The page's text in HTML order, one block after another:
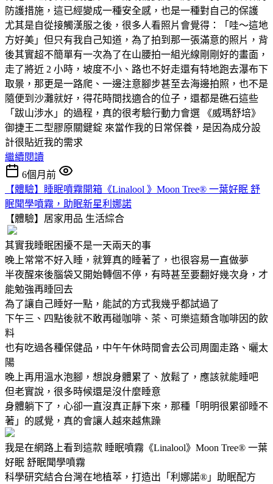
防護措施，這已經變成一種安全感，也是一種對自己的保護
尤其是自從接觸漢服之後，很多人看照片會覺得：「哇～這地
方好美」但只有我自己知道，為了拍到那一張滿意的照片，背
後其實超不簡單有一次為了在山腰拍一組光線剛剛好的畫面，
走了將近 2 小時，坡度不小、路也不好走還有特地跑去瀑布下
取景，那更是一路爬、一邊注意腳步甚至去海邊拍照，也不是
隨便到沙灘就好，得花時間找適合的位子，還都是礁石這些
「跋山涉水」的過程，真的很考驗行動力會選 《威瑪舒培》
御捷王二型膠原關鍵錠 來當作我的日常保養，是因為成分設
計很貼近我的需求
繼續閱讀
6個月前
【體驗】睡眠噴霧開箱《Linalool 》Moon Tree® 一葉好眠 舒
眠聞學噴霧，助眠新星利娜諾
【體驗】居家用品 生活綜合
其實我睡眠困擾不是一天兩天的事
晚上常常不好入睡，就算真的睡著了，也很容易一直做夢
半夜醒來後腦袋又開始轉個不停，有時甚至要翻好幾次身，才
能勉強再睡回去
為了讓自己睡好一點，能試的方式我幾乎都試過了
下午三、四點後就不敢再碰咖啡、茶、可樂這類含咖啡因的飲
料
也有吃過各種保健品，中午午休時間會去公司周圍走路、曬太
陽
晚上再用溫水泡腳，想說身體累了、放鬆了，應該就能睡吧
但老實說，很多時候還是沒什麼睡意
身體躺下了，心卻一直沒真正靜下來，那種「明明很累卻睡不
著」的感覺，真的會讓人越來越焦躁
我是在網路上看到這款 睡眠噴霧《Linalool》Moon Tree® 一葉
好眠 舒眠聞學噴霧
科學研究結合台灣在地植萃，打造出「利娜諾®」助眠配方